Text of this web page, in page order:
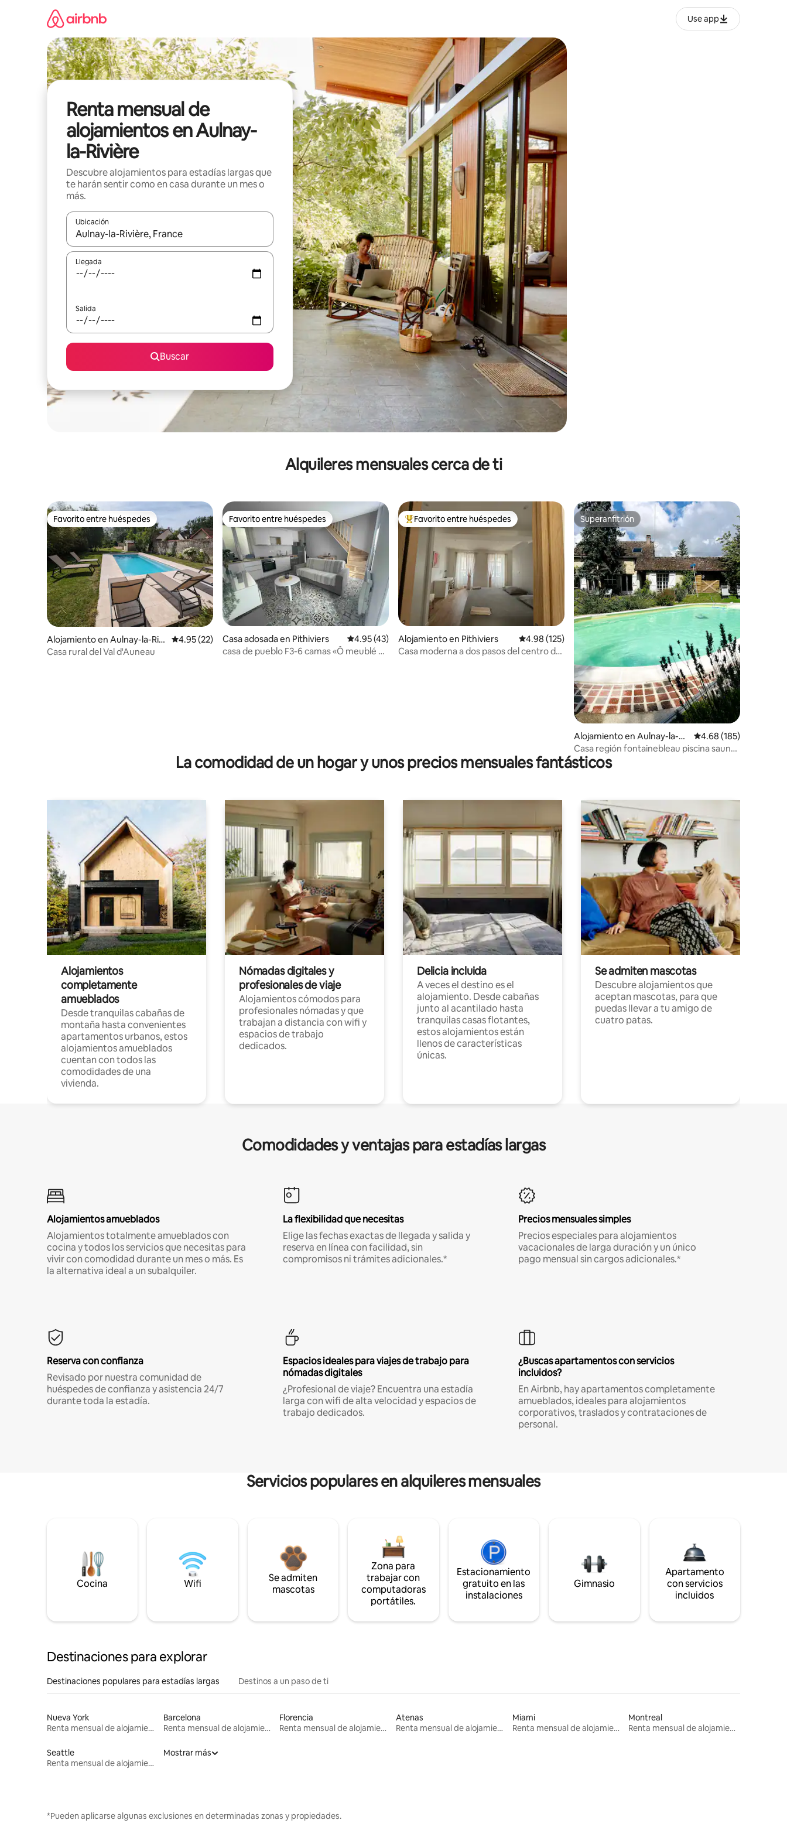
Use app
Renta mensual de
alojamientos en Aulnay-
la-Rivière
Descubre alojamientos para estadías largas que
te harán sentir como en casa durante un mes o
más.
Ubicación
Cuando los resultados estén disponibles, navega con las teclas de flecha hacia arriba y hacia abajo o explora con el tacto o desliza el dedo.
Llegada
Salida
Buscar
Alquileres mensuales cerca de ti
Favorito entre huéspedes
Favorito entre huéspedes
Alojamiento en Aulnay-la-Rivi
ère
Calificación promedio: 4.95 de 5, 22 reseñas
4.95 (22)
Casa rural del Val d'Auneau
Favorito entre huéspedes
Favorito entre huéspedes
Casa adosada en Pithiviers Calificación promedio: 4.95 de 5, 43 reseñas
4.95 (43)
casa de pueblo F3-6 camas «Ô meublé de
Favorito entre huéspedes preferido
Favorito entre huéspedes
Alojamiento en Pithiviers Calificación promedio: 4.98 de 5, 125 reseñas
4.98 (125)
Casa moderna a dos pasos del centro de
Superanfitrión
Superanfitrión
Alojamiento en Aulnay-la-Ri
vière
Calificación promedio:
4.68 (185)
Casa región fontainebleau piscina sauna
río
La comodidad de un hogar y unos precios mensuales fantásticos
Alojamientos
completamente
amueblados
Desde tranquilas cabañas de
montaña hasta convenientes
apartamentos urbanos, estos
alojamientos amueblados
cuentan con todos las
comodidades de una
vivienda.
Nómadas digitales y
profesionales de viaje
Alojamientos cómodos para
profesionales nómadas y que
trabajan a distancia con wifi y
espacios de trabajo
dedicados.
Delicia incluida
A veces el destino es el
alojamiento. Desde cabañas
junto al acantilado hasta
tranquilas casas flotantes,
estos alojamientos están
llenos de características
únicas.
Se admiten mascotas
Descubre alojamientos que
aceptan mascotas, para que
puedas llevar a tu amigo de
cuatro patas.
Comodidades y ventajas para estadías largas
Alojamientos amueblados
Alojamientos totalmente amueblados con
cocina y todos los servicios que necesitas para
vivir con comodidad durante un mes o más. Es
la alternativa ideal a un subalquiler.
La flexibilidad que necesitas
Elige las fechas exactas de llegada y salida y
reserva en línea con facilidad, sin
compromisos ni trámites adicionales.*
Precios mensuales simples
Precios especiales para alojamientos
vacacionales de larga duración y un único
pago mensual sin cargos adicionales.*
Reserva con confianza
Revisado por nuestra comunidad de
huéspedes de confianza y asistencia 24/7
durante toda la estadía.
Espacios ideales para viajes de trabajo para
nómadas digitales
¿Profesional de viaje? Encuentra una estadía
larga con wifi de alta velocidad y espacios de
trabajo dedicados.
¿Buscas apartamentos con servicios
incluidos?
En Airbnb, hay apartamentos completamente
amueblados, ideales para alojamientos
corporativos, traslados y contrataciones de
personal.
Servicios populares en alquileres mensuales
Cocina Wifi
Se admiten
mascotas
Zona para
trabajar con
computadoras
portátiles.
Estacionamiento
gratuito en las
instalaciones
Gimnasio
Apartamento
con servicios
incluidos
Destinaciones para explorar
Destinaciones populares para estadías largas Destinos a un paso de ti
Nueva York
Renta mensual de alojamientos
Barcelona
Renta mensual de alojamientos
Florencia
Renta mensual de alojamientos
Atenas
Renta mensual de alojamientos
Miami
Renta mensual de alojamientos
Montreal
Renta mensual de alojamientos
Seattle
Renta mensual de alojamientos
Mostrar más
*Pueden aplicarse algunas exclusiones en determinadas zonas y propiedades.